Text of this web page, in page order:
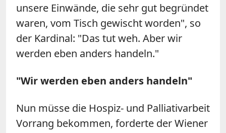
unsere Einwände, die sehr gut begründet
waren, vom Tisch gewischt worden", so
der Kardinal: "Das tut weh. Aber wir
werden eben anders handeln."
"Wir werden eben anders handeln"
Nun müsse die Hospiz- und Palliativarbeit
Vorrang bekommen, forderte der Wiener